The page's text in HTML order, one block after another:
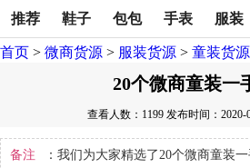
推荐 鞋子 包包 手表 服装
首页 > 微商货源 > 服装货源 > 童装货源
20个微商童装一
查看人数：1199 发布时间：2020-
备注
：我们为大家精选了20个微商童装